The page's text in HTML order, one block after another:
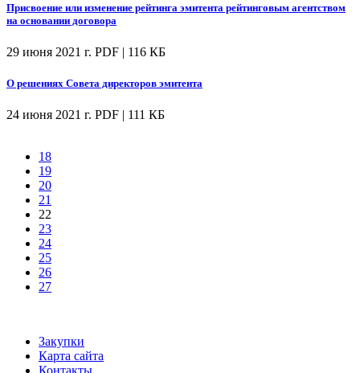
Присвоение или изменение рейтинга эмитента рейтинговым агентством
на основании договора
29 июня 2021 г. PDF | 116 КБ
О решениях Совета директоров эмитента
24 июня 2021 г. PDF | 111 КБ
18
19
20
21
22
23
24
25
26
27
Закупки
Карта сайта